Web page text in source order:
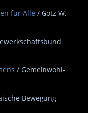
für Alle / Götz W.
/ Gemeinwohl-
Bewegung